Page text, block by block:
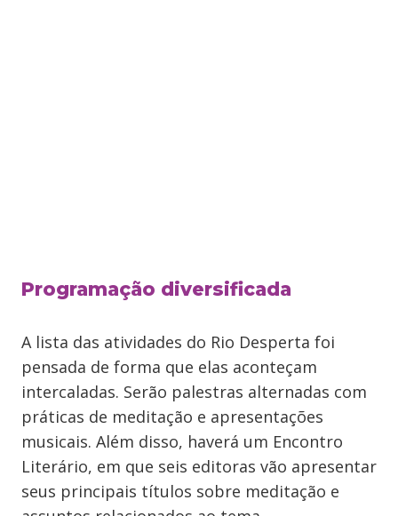
Programação diversificada
A lista das atividades do Rio Desperta foi
pensada de forma que elas aconteçam
intercaladas. Serão palestras alternadas com
práticas de meditação e apresentações
musicais. Além disso, haverá um Encontro
Literário, em que seis editoras vão apresentar
seus principais títulos sobre meditação e